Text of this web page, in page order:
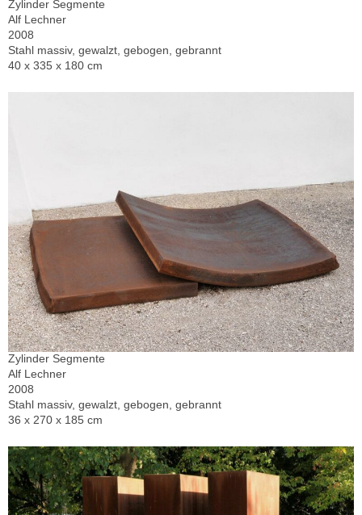
Zylinder Segmente
Alf Lechner
2008
Stahl massiv, gewalzt, gebogen, gebrannt
40 x 335 x 180 cm
Zylinder Segmente
Alf Lechner
2008
Stahl massiv, gewalzt, gebogen, gebrannt
36 x 270 x 185 cm